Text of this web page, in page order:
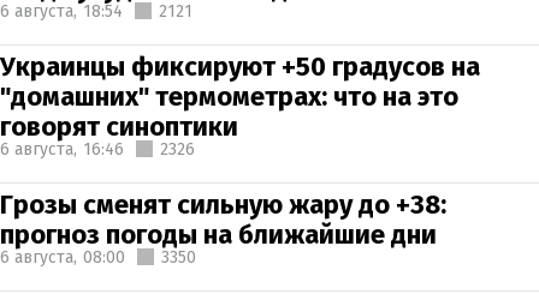
6 августа, 18:54 2121
Украинцы фиксируют +50 градусов на
"домашних" термометрах: что на это
говорят синоптики
6 августа, 16:46 2326
Грозы сменят сильную жару до +38:
прогноз погоды на ближайшие дни
6 августа, 08:00 3350